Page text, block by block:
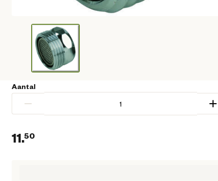
Aantal
− +
11.50